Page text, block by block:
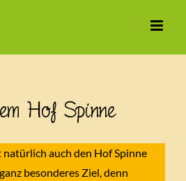
Hof Spinne
auch den Hof Spinne
besonderes Ziel, denn